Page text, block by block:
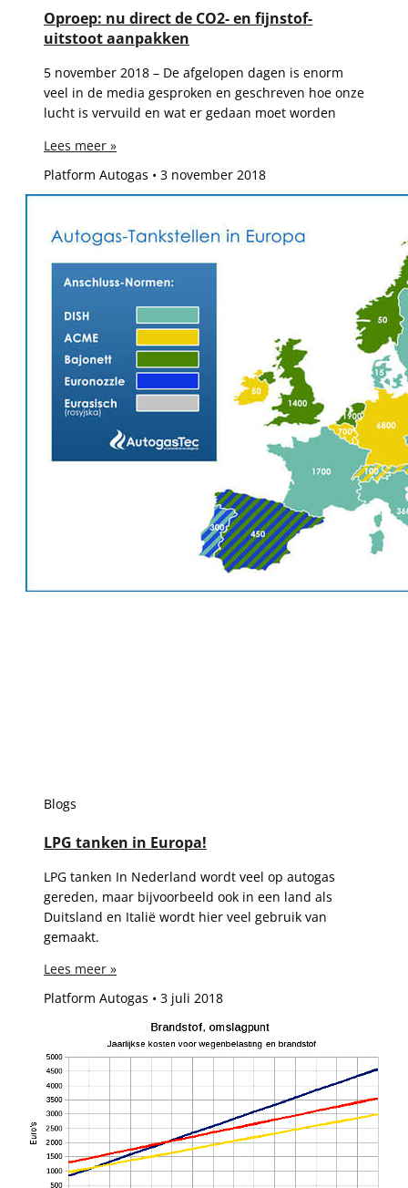
Oproep: nu direct de CO2- en fijnstof-
uitstoot aanpakken
5 november 2018 – De afgelopen dagen is enorm
veel in de media gesproken en geschreven hoe onze
lucht is vervuild en wat er gedaan moet worden
Lees meer »
Platform Autogas
3 november 2018
Blogs
LPG tanken in Europa!
LPG tanken In Nederland wordt veel op autogas
gereden, maar bijvoorbeeld ook in een land als
Duitsland en Italië wordt hier veel gebruik van
gemaakt.
Lees meer »
Platform Autogas
3 juli 2018